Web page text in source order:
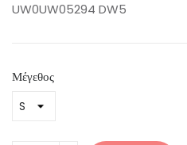
UW0UW05294 DW5
Μέγεθος